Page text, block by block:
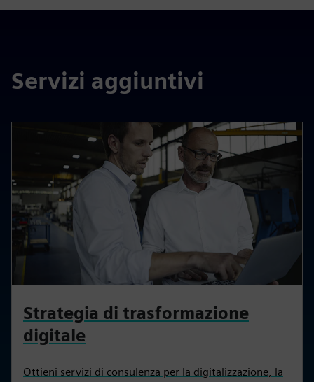
Servizi aggiuntivi
Strategia di trasformazione
digitale
Ottieni servizi di consulenza per la digitalizzazione, la